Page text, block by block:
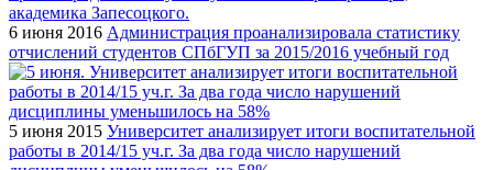
6 июня 2016 Администрация проанализировала статистику
отчислений студентов СПбГУП за 2015/2016 учебный год
5 июня 2015 Университет анализирует итоги воспитательной
работы в 2014/15 уч.г. За два года число нарушений